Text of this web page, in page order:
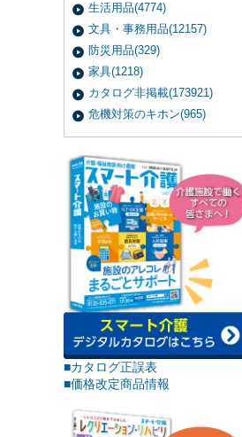
生活用品(4774)
文具・事務用品(12157)
防災用品(329)
家具(1218)
カタログ非掲載(173921)
危機対策のキホン(965)
■カタログ正誤表
■価格改定商品情報